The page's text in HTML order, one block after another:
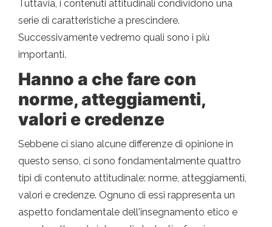
Tuttavia, i contenuti attitudinali condividono una
serie di caratteristiche a prescindere.
Successivamente vedremo quali sono i più
importanti.
Hanno a che fare con
norme, atteggiamenti,
valori e credenze
Sebbene ci siano alcune differenze di opinione in
questo senso, ci sono fondamentalmente quattro
tipi di contenuto attitudinale: norme, atteggiamenti,
valori e credenze. Ognuno di essi rappresenta un
aspetto fondamentale dell'insegnamento etico e